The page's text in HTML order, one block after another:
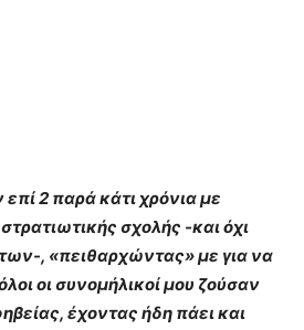
2 παρά κάτι χρόνια με
σχολής -και όχι
, «πειθαρχώντας» με για να
οι συνομήλικοί μου ζούσαν
έχοντας ήδη πάει και